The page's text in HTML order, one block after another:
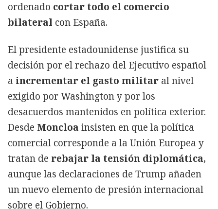
ordenado cortar todo el comercio
bilateral con España.
El presidente estadounidense justifica su
decisión por el rechazo del Ejecutivo español
a incrementar el gasto militar al nivel
exigido por Washington y por los
desacuerdos mantenidos en política exterior.
Desde Moncloa insisten en que la política
comercial corresponde a la Unión Europea y
tratan de rebajar la tensión diplomática,
aunque las declaraciones de Trump añaden
un nuevo elemento de presión internacional
sobre el Gobierno.